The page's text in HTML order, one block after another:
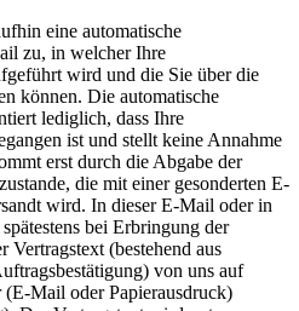
eine automatische
zu, in welcher Ihre
wird und die Sie über die
können. Die automatische
lediglich, dass Ihre
ist und stellt keine Annahme
erst durch die Abgabe der
die mit einer gesonderten E-
wird. In dieser E-Mail oder in
bei Erbringung der
Vertragstext (bestehend aus
von uns auf
(E-Mail oder Papierausdruck)